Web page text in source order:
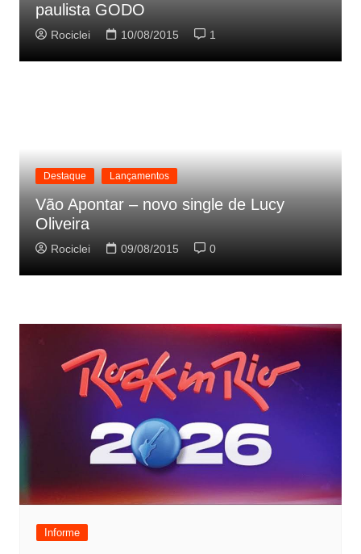
paulista GODO
Rociclei 10/08/2015 1
Destaque Lançamentos
Vão Apontar – novo single de Lucy
Oliveira
Rociclei 09/08/2015 0
Informe